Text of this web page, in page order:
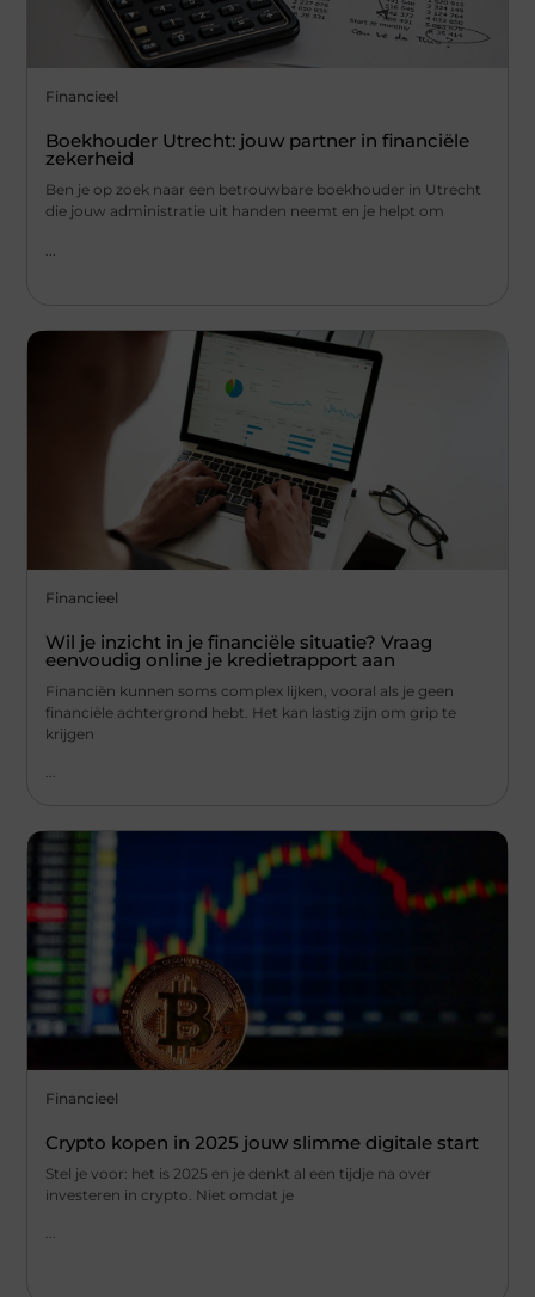
Financieel
Boekhouder Utrecht: jouw partner in financiële
zekerheid
Ben je op zoek naar een betrouwbare boekhouder in Utrecht
die jouw administratie uit handen neemt en je helpt om
Financieel
Wil je inzicht in je financiële situatie? Vraag
eenvoudig online je kredietrapport aan
Financiën kunnen soms complex lijken, vooral als je geen
financiële achtergrond hebt. Het kan lastig zijn om grip te
krijgen
...
Financieel
Crypto kopen in 2025 jouw slimme digitale start
Stel je voor: het is 2025 en je denkt al een tijdje na over
investeren in crypto. Niet omdat je
...